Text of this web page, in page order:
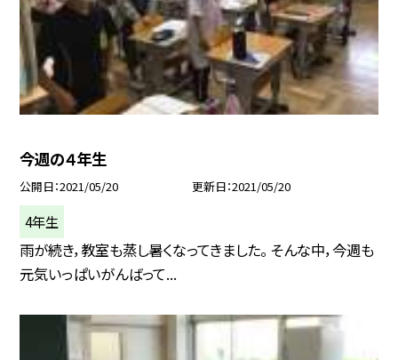
今週の４年生
公開日 2021/05/20 更新日 2021/05/20
4年生
雨が続き，教室も蒸し暑くなってきました。 そんな中，今週も
元気いっぱいがんばって...